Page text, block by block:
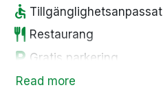
accessible Tillgänglighetsanpassat
restaurant Restaurang
local_parking Gratis parkering
fitness_centerGym
Read more